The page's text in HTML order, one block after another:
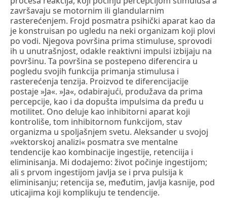
završavaju se motornim ili glandularnim
rasterećenjem. Frojd posmatra psihički aparat kao da
je konstruisan po ugledu na neki organizam koji plovi
po vodi. Njegova površina prima stimuluse, sprovodi
ih u unutrašnjost, odakle reaktivni impulsi izbijaju na
površinu. Ta površina se postepeno diferencira u
pogledu svojih funkcija primanja stimulusa i
rasterećenja tenzija. Proizvod te diferencijacije
postaje »Ja«. »Ja«, odabirajući, produžava da prima
percepcije, kao i da dopušta impulsima da pređu u
motilitet. Ono deluje kao inhibitorni aparat koji
kontroliše, tom inhibitornom funkcijom, stav
organizma u spoljašnjem svetu. Aleksander u svojoj
»vektorskoj analizi« posmatra sve mentalne
tendencije kao kombinacije ingestije, retenciija i
eliminisanja. Mi dodajemo: život počinje ingestijom;
ali s prvom ingestijom javlja se i prva pulsija k
eliminisanju; retencija se, međutim, javlja kasnije, pod
uticajima koji komplikuju te tendencije.